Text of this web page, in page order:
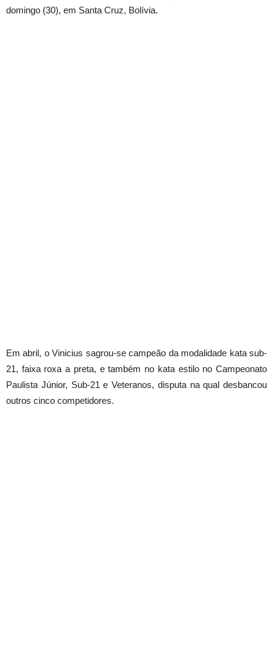
domingo (30), em Santa Cruz, Bolívia.
Em abril, o Vinicius sagrou-se campeão da modalidade kata sub-
21, faixa roxa a preta, e também no kata estilo no Campeonato
Paulista Júnior, Sub-21 e Veteranos, disputa na qual desbancou
outros cinco competidores.